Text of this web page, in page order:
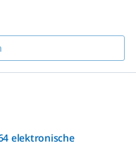
elektronische